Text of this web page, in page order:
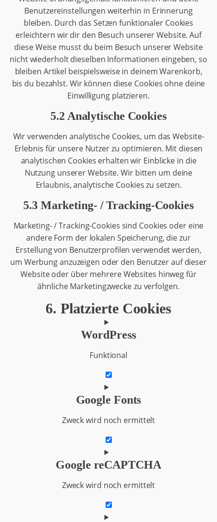
Benutzereinstellungen weiterhin in Erinnerung
bleiben. Durch das Setzen funktionaler Cookies
erleichtern wir dir den Besuch unserer Website. Auf
diese Weise musst du beim Besuch unserer Website
nicht wiederholt dieselben Informationen eingeben, so
bleiben Artikel beispielsweise in deinem Warenkorb,
bis du bezahlst. Wir können diese Cookies ohne deine
Einwilligung platzieren.
5.2 Analytische Cookies
Wir verwenden analytische Cookies, um das Website-
Erlebnis für unsere Nutzer zu optimieren. Mit diesen
analytischen Cookies erhalten wir Einblicke in die
Nutzung unserer Website. Wir bitten um deine
Erlaubnis, analytische Cookies zu setzen.
5.3 Marketing- / Tracking-Cookies
Marketing- / Tracking-Cookies sind Cookies oder eine
andere Form der lokalen Speicherung, die zur
Erstellung von Benutzerprofilen verwendet werden,
um Werbung anzuzeigen oder den Benutzer auf dieser
Website oder über mehrere Websites hinweg für
ähnliche Marketingzwecke zu verfolgen.
6. Platzierte Cookies
WordPress
Funktional
Consent
to
service
Google Fonts
Zweck wird noch ermittelt
Consent
to
service
fonts
Google reCAPTCHA
Zweck wird noch ermittelt
Consent
to